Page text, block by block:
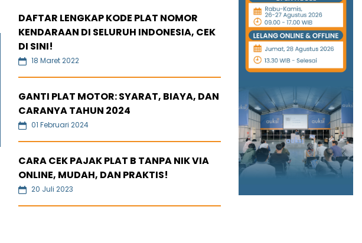
DAFTAR LENGKAP KODE PLAT NOMOR
KENDARAAN DI SELURUH INDONESIA, CEK
DI SINI!
18 Maret 2022
GANTI PLAT MOTOR: SYARAT, BIAYA, DAN
CARANYA TAHUN 2024
01 Februari 2024
CARA CEK PAJAK PLAT B TANPA NIK VIA
ONLINE, MUDAH, DAN PRAKTIS!
20 Juli 2023